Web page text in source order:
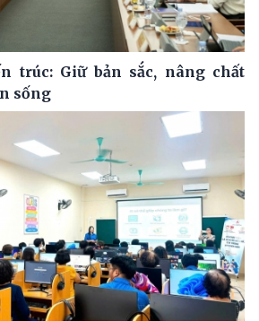
trúc: Giữ bản sắc, nâng chất
sống